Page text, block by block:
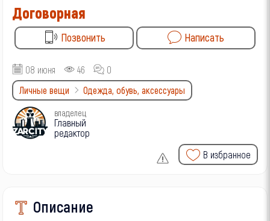
Договорная
Позвонить Написать
08 июня 46
0
Личные вещи
Одежда, обувь, аксессуары
владелец
Главный
редактор
В избранное
Описание